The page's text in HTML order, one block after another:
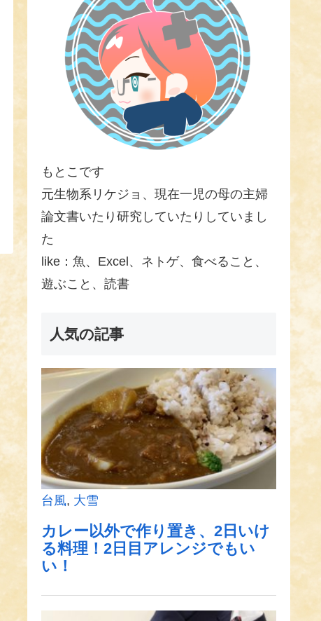
もとこです
元生物系リケジョ、現在一児の母の主婦
論文書いたり研究していたりしていまし
た
like：魚、Excel、ネトゲ、食べること、
遊ぶこと、読書
人気の記事